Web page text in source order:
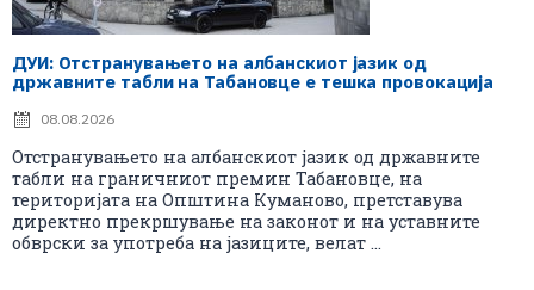
ДУИ: Отстранувањето на албанскиот јазик од
државните табли на Табановце е тешка провокација
08.08.2026
Отстранувањето на албанскиот јазик од државните
табли на граничниот премин Табановце, на
територијата на Општина Куманово, претставува
директно прекршување на законот и на уставните
обврски за употреба на јазиците, велат ...